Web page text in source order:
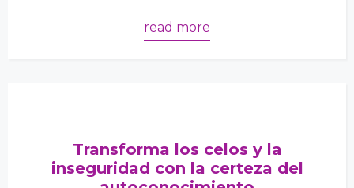
read more
Transforma los celos y la
inseguridad con la certeza del